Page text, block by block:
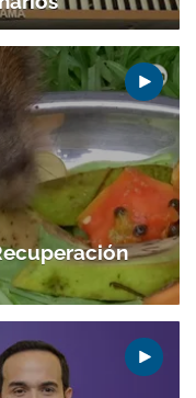
boletín.
ACEPTAR